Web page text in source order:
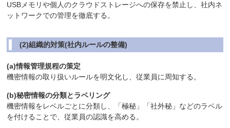
USBメモリや個人のクラウドストレージへの保存を禁止し、社内ネ
ットワークでの管理を徹底する。
(2)組織的対策(社内ルールの整備)
(a)情報管理規程の策定
機密情報の取り扱いルールを明文化し、従業員に周知する。
(b)秘密情報の分類とラベリング
機密情報をレベルごとに分類し、「極秘」「社外秘」などのラベル
を付けることで、従業員の認識を高める。